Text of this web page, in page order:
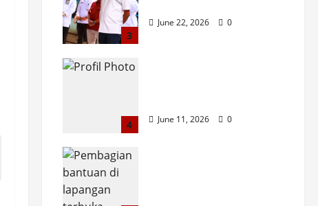
3
June 22, 2026 0
4 June 11, 2026 0